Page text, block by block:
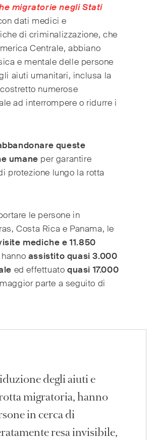
migratorie negli Stati
dati medici e
di criminalizzazione, che
Centrale, abbiano
e mentale delle persone
aiuti umanitari, inclusa la
numerose
ad interrompere o ridurre i
queste
umane per garantire
protezione lungo la rotta
le persone in
Costa Rica e Panama, le
mediche e 11.850
hanno assistito quasi 3.000
ed effettuato quasi 17.000
parte a seguito di
degli aiuti e
migratoria, hanno
in cerca di
resa invisibile,